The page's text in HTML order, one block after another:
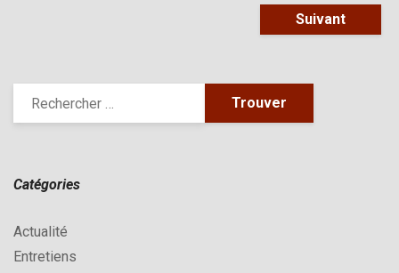
Suivant
Catégories
Actualité
Entretiens